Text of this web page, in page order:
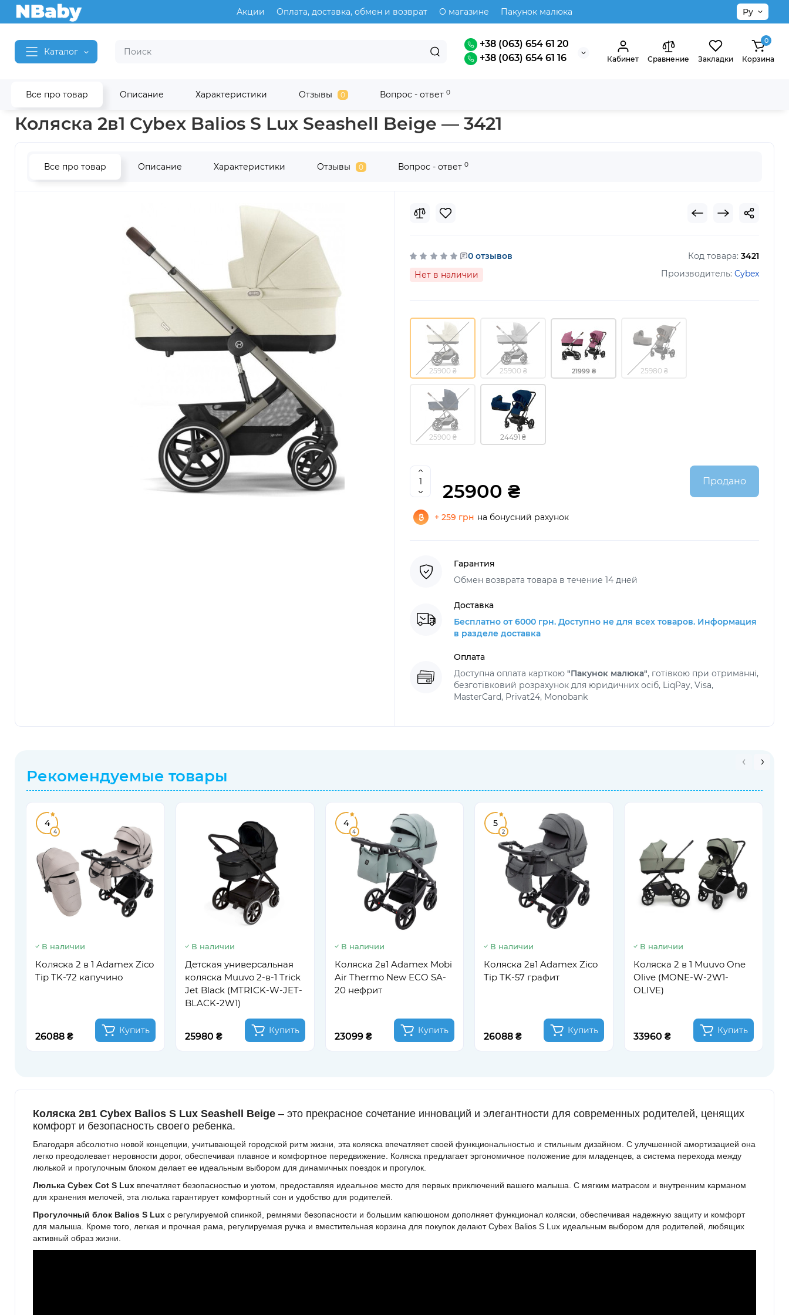
Акции Оплата, доставка, обмен и возврат О магазине Пакунок малюка Ру
Каталог
+38 (063) 654 61 20
+38 (063) 654 61 16
Кабинет Сравнение Закладки
0
Корзина
Все про товар Описание Характеристики Отзывы 0 Вопрос - ответ 0
Главная Детские коляски Коляски 2 в 1 Коляски 2 в 1 Cybex
Коляска 2в1 Cybex Balios S Lux Seashell Beige — 3421
Все про товар Описание Характеристики Отзывы 0 Вопрос - ответ 0
0 отзывов Код товара: 3421
Производитель: Cybex
Нет в наличии
25900 ₴ 25900 ₴ 21999 ₴ 25980 ₴
25900 ₴ 24491 ₴
25900 ₴ Продано
+ 259 грн на бонусний рахунок
Гарантия
Обмен возврата товара в течение 14 дней
Доставка
Бесплатно от 6000 грн. Доступно не для всех товаров. Информация
в разделе доставка
Оплата
Доступна оплата карткою "Пакунок малюка", готівкою при отриманні,
безготівковий розрахунок для юридичних осіб, LiqPay, Visa,
MasterCard, Privat24, Monobank
Рекомендуемые товары
4
4
В наличии
Коляска 2 в 1 Adamex Zico
Tip TK-72 капучино
26088 ₴
Купить
В наличии
Детская универсальная
коляска Muuvo 2-в-1 Trick
Jet Black (MTRICK-W-JET-
BLACK-2W1)
25980 ₴
Купить
4
4
В наличии
Коляска 2в1 Adamex Mobi
Air Thermo New ECO SA-
20 нефрит
23099 ₴
Купить
5
2
В наличии
Коляска 2в1 Adamex Zico
Tip TK-57 графит
26088 ₴
Купить
В наличии
Коляска 2 в 1 Muuvo One
Olive (MONE-W-2W1-
OLIVE)
33960 ₴
Купить
Коляска 2в1 Cybex Balios S Lux Seashell Beige – это прекрасное сочетание инноваций и элегантности для современных родителей, ценящих
комфорт и безопасность своего ребенка.
Благодаря абсолютно новой концепции, учитывающей городской ритм жизни, эта коляска впечатляет своей функциональностью и стильным дизайном. С улучшенной амортизацией она
легко преодолевает неровности дорог, обеспечивая плавное и комфортное передвижение. Коляска предлагает эргономичное положение для младенцев, а система перехода между
люлькой и прогулочным блоком делает ее идеальным выбором для динамичных поездок и прогулок.
Люлька Cybex Cot S Lux впечатляет безопасностью и уютом, предоставляя идеальное место для первых приключений вашего малыша. С мягким матрасом и внутренним карманом
для хранения мелочей, эта люлька гарантирует комфортный сон и удобство для родителей.
Прогулочный блок Balios S Lux с регулируемой спинкой, ремнями безопасности и большим капюшоном дополняет функционал коляски, обеспечивая надежную защиту и комфорт
для малыша. Кроме того, легкая и прочная рама, регулируемая ручка и вместительная корзина для покупок делают Cybex Balios S Lux идеальным выбором для родителей, любящих
активный образ жизни.